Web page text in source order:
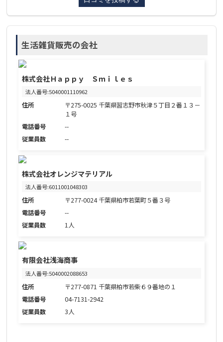
生活雑貨販売の会社
株式会社Ｈａｐｐｙ Ｓｍｉｌｅｓ
法人番号:5040001110962
住所
〒275-0025 千葉県習志野市秋津５丁目２番１３－
１号
電話番号
--
従業員数
--
株式会社オレンジマテリアル
法人番号:6011001048303
住所
〒277-0024 千葉県柏市若葉町５番３号
電話番号
--
従業員数
1人
有限会社浅海商事
法人番号:5040002088653
住所
〒277-0871 千葉県柏市若柴６９番地の１
電話番号
04-7131-2942
従業員数
3人